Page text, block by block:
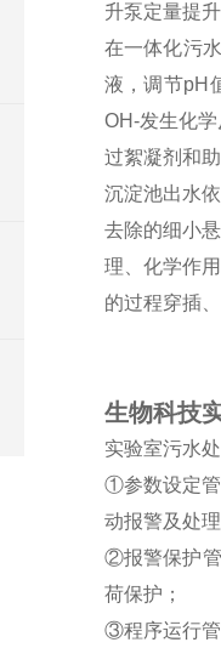
升泵定量提
在一体化污
液，调节pH
OH-发生化
过絮凝剂和
沉淀池出水
去除的细小
理、化学作
的过程穿插
生物科技
实验室污水
①参数设定管
动报警及处
②报警保护管
荷保护；
③程序运行管